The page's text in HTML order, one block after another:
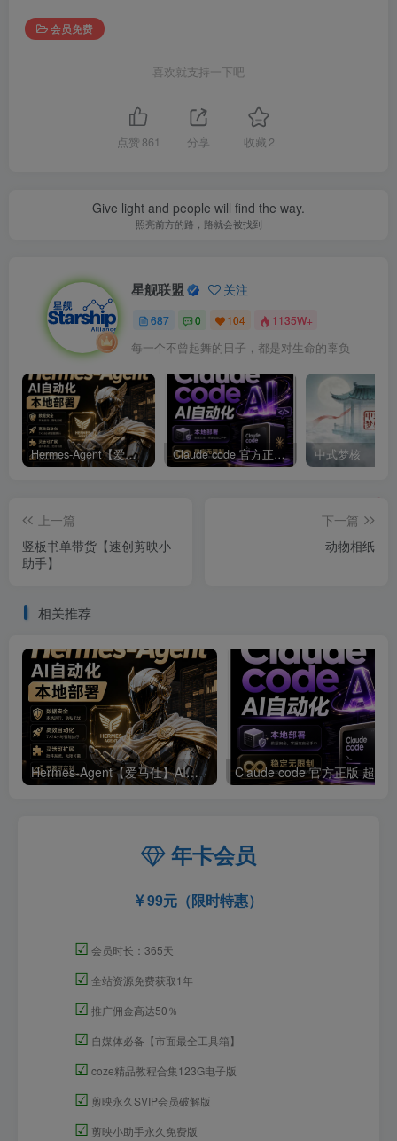
会员免费
喜欢就支持一下吧
点赞 861 分享 收藏 2
Give light and people will find the way.
照亮前方的路，路就会被找到
星舰联盟 关注
687 0 104 1135W+
每一个不曾起舞的日子，都是对生命的辜负
Hermes-Agent【爱马仕】AI自动化部署【会员免费领取安装包】 Claude code 官方正版 超强工具【会员免费领取安装包】 中式梦核
上一篇
竖板书单带货【速创剪映小
助手】
下一篇
动物相纸
相关推荐
Hermes-Agent【爱马仕】AI自动化部署【会员免费领取安装包】
年卡会员
99元（限时特惠）
☑ 会员时长：365天
☑ 全站资源免费获取1年
☑ 推广佣金高达50％
☑ 自媒体必备【市面最全工具箱】
☑ coze精品教程合集123G电子版
☑ 剪映永久SVIP会员破解版
☑ 剪映小助手永久免费版